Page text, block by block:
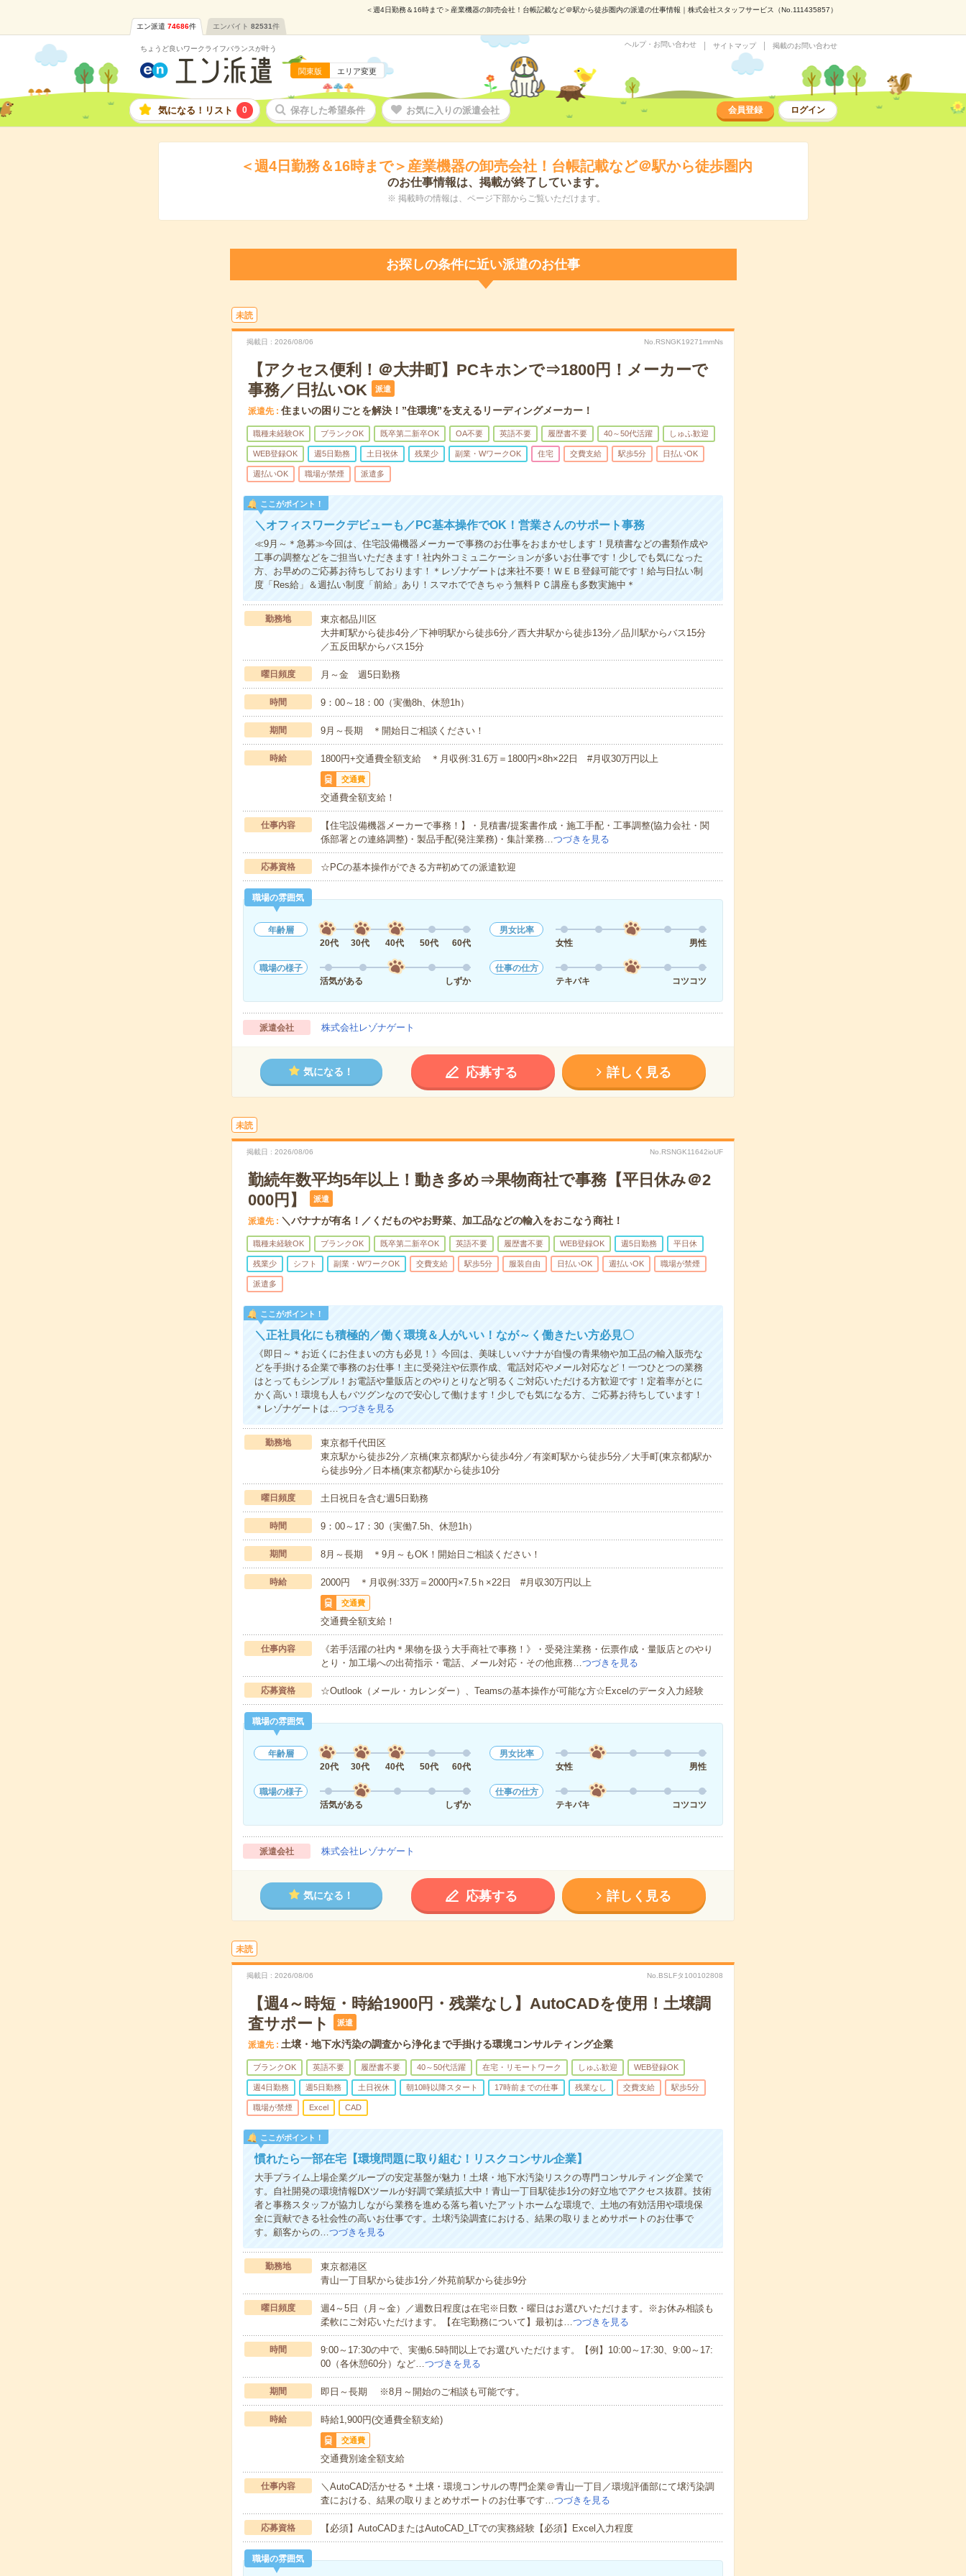
＜週4日勤務＆16時まで＞産業機器の卸売会社！台帳記載など＠駅から徒歩圏内の派遣の仕事情報｜株式会社スタッフサービス（No.111435857）
エン派遣 74686件 エンバイト 82531件
ちょうど良いワークライフバランスが叶う
関東版 エリア変更
ヘルプ・お問い合わせ サイトマップ 掲載のお問い合わせ
気になる！リスト 0 保存した希望条件 お気に入りの派遣会社 会員登録 ログイン
＜週4日勤務＆16時まで＞産業機器の卸売会社！台帳記載など＠駅から徒歩圏内
のお仕事情報は、掲載が終了しています。
※ 掲載時の情報は、ページ下部からご覧いただけます。
お探しの条件に近い派遣のお仕事
未読
掲載日 2026/08/06 No.RSNGK19271mmNs
【アクセス便利！＠大井町】PCキホンで⇒1800円！メーカーで
事務／日払いOK
派遣
派遣先 住まいの困りごとを解決！”住環境”を支えるリーディングメーカー！
職種未経験OK ブランクOK 既卒第二新卒OK OA不要 英語不要 履歴書不要 40～50代活躍 しゅふ歓迎
WEB登録OK 週5日勤務 土日祝休 残業少 副業・WワークOK 住宅 交費支給 駅歩5分 日払いOK
週払いOK 職場が禁煙 派遣多
ここがポイント！
＼オフィスワークデビューも／PC基本操作でOK！営業さんのサポート事務
≪9月～＊急募≫今回は、住宅設備機器メーカーで事務のお仕事をおまかせします！見積書などの書類作成や
工事の調整などをご担当いただきます！社内外コミュニケーションが多いお仕事です！少しでも気になった
方、お早めのご応募お待ちしております！＊レゾナゲートは来社不要！ＷＥＢ登録可能です！給与日払い制
度「Res給」＆週払い制度「前給」あり！スマホでできちゃう無料ＰＣ講座も多数実施中＊
勤務地
東京都品川区
大井町駅から徒歩4分／下神明駅から徒歩6分／西大井駅から徒歩13分／品川駅からバス15分
／五反田駅からバス15分
曜日頻度 月～金 週5日勤務
時間 9：00～18：00（実働8h、休憩1h）
期間 9月～長期 ＊開始日ご相談ください！
時給 1800円+交通費全額支給 ＊月収例:31.6万＝1800円×8h×22日 #月収30万円以上
交通費
交通費全額支給！
仕事内容
【住宅設備機器メーカーで事務！】・見積書/提案書作成・施工手配・工事調整(協力会社・関
係部署との連絡調整)・製品手配(発注業務)・集計業務…つづきを見る
応募資格 ☆PCの基本操作ができる方#初めての派遣歓迎
職場の雰囲気
年齢層
20代
30代 40代 50代 60代
男女比率
女性
男性
職場の様子
活気がある
しずか
仕事の仕方
テキパキ
コツコツ
派遣会社 株式会社レゾナゲート
気になる！ 応募する 詳しく見る
未読
掲載日 2026/08/06 No.RSNGK11642ioUF
勤続年数平均5年以上！動き多め⇒果物商社で事務【平日休み＠2
000円】
派遣
派遣先 ＼バナナが有名！／くだものやお野菜、加工品などの輸入をおこなう商社！
職種未経験OK ブランクOK 既卒第二新卒OK 英語不要 履歴書不要 WEB登録OK 週5日勤務 平日休
残業少 シフト 副業・WワークOK 交費支給 駅歩5分 服装自由 日払いOK 週払いOK 職場が禁煙
派遣多
ここがポイント！
＼正社員化にも積極的／働く環境＆人がいい！なが～く働きたい方必見〇
《即日～＊お近くにお住まいの方も必見！》今回は、美味しいバナナが自慢の青果物や加工品の輸入販売な
どを手掛ける企業で事務のお仕事！主に受発注や伝票作成、電話対応やメール対応など！一つひとつの業務
はとってもシンプル！お電話や量販店とのやりとりなど明るくご対応いただける方歓迎です！定着率がとに
かく高い！環境も人もバツグンなので安心して働けます！少しでも気になる方、ご応募お待ちしています！
＊レゾナゲートは…つづきを見る
勤務地
東京都千代田区
東京駅から徒歩2分／京橋(東京都)駅から徒歩4分／有楽町駅から徒歩5分／大手町(東京都)駅か
ら徒歩9分／日本橋(東京都)駅から徒歩10分
曜日頻度 土日祝日を含む週5日勤務
時間 9：00～17：30（実働7.5h、休憩1h）
期間 8月～長期 ＊9月～もOK！開始日ご相談ください！
時給 2000円 ＊月収例:33万＝2000円×7.5ｈ×22日 #月収30万円以上
交通費
交通費全額支給！
仕事内容
《若手活躍の社内＊果物を扱う大手商社で事務！》・受発注業務・伝票作成・量販店とのやり
とり・加工場への出荷指示・電話、メール対応・その他庶務…つづきを見る
応募資格 ☆Outlook（メール・カレンダー）、Teamsの基本操作が可能な方☆Excelのデータ入力経験
職場の雰囲気
年齢層
20代
30代 40代 50代 60代
男女比率
女性
男性
職場の様子
活気がある
しずか
仕事の仕方
テキパキ
コツコツ
派遣会社 株式会社レゾナゲート
気になる！ 応募する 詳しく見る
未読
掲載日 2026/08/06 No.BSLFタ100102808
【週4～時短・時給1900円・残業なし】AutoCADを使用！土壌調
査サポート
派遣
派遣先 土壌・地下水汚染の調査から浄化まで手掛ける環境コンサルティング企業
ブランクOK 英語不要 履歴書不要 40～50代活躍 在宅・リモートワーク しゅふ歓迎 WEB登録OK
週4日勤務 週5日勤務 土日祝休 朝10時以降スタート 17時前までの仕事 残業なし 交費支給 駅歩5分
職場が禁煙 Excel CAD
ここがポイント！
慣れたら一部在宅【環境問題に取り組む！リスクコンサル企業】
大手プライム上場企業グループの安定基盤が魅力！土壌・地下水汚染リスクの専門コンサルティング企業で
す。自社開発の環境情報DXツールが好調で業績拡大中！青山一丁目駅徒歩1分の好立地でアクセス抜群。技術
者と事務スタッフが協力しながら業務を進める落ち着いたアットホームな環境で、土地の有効活用や環境保
全に貢献できる社会性の高いお仕事です。土壌汚染調査における、結果の取りまとめサポートのお仕事で
す。顧客からの…つづきを見る
勤務地
東京都港区
青山一丁目駅から徒歩1分／外苑前駅から徒歩9分
曜日頻度
週4～5日（月～金）／週数日程度は在宅※日数・曜日はお選びいただけます。※お休み相談も
柔軟にご対応いただけます。【在宅勤務について】最初は…つづきを見る
時間
9:00～17:30の中で、実働6.5時間以上でお選びいただけます。【例】10:00～17:30、9:00～17:
00（各休憩60分）など…つづきを見る
期間 即日～長期 ※8月～開始のご相談も可能です。
時給 時給1,900円(交通費全額支給)
交通費
交通費別途全額支給
仕事内容
＼AutoCAD活かせる＊土壌・環境コンサルの専門企業＠青山一丁目／環境評価部にて壌汚染調
査における、結果の取りまとめサポートのお仕事です…つづきを見る
応募資格 【必須】AutoCADまたはAutoCAD_LTでの実務経験【必須】Excel入力程度
職場の雰囲気